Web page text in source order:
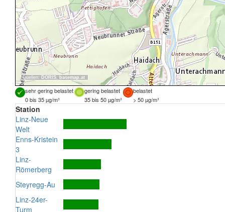
Quellen: DORIS, basemap.at
sehr gering belastet gering belastet
belastet
0 bis 35 µg/m³
35 bis 50 µg/m³ > 50 µg/m³
Station
Linz-Neue
Welt
Enns-Kristein
3
Linz-
Römerberg
Steyregg-Au
Linz-24er-
Turm